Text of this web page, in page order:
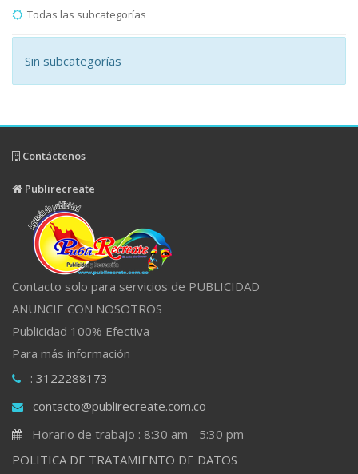
Todas las subcategorías
Sin subcategorías
Contáctenos
Publirecreate
Contacto solo para servicios de PUBLICIDAD
ANUNCIE CON NOSOTROS
Publicidad 100% Efectiva
Para más información
: 3122288173
contacto@publirecreate.com.co
Horario de trabajo : 8:30 am - 5:30 pm
POLITICA DE TRATAMIENTO DE DATOS